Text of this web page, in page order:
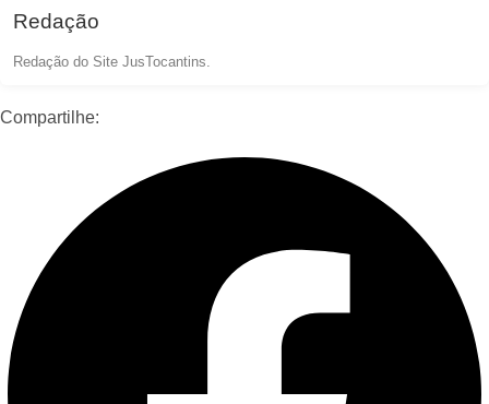
Redação
Redação do Site JusTocantins.
Compartilhe: